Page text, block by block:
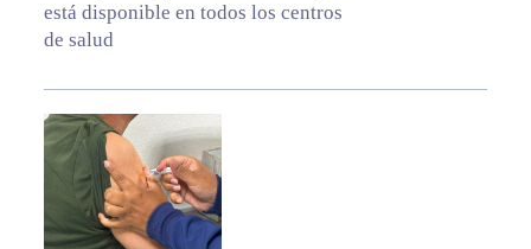
está disponible en todos los centros
de salud